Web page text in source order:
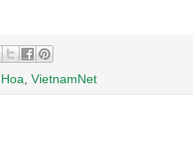
VietnamNet